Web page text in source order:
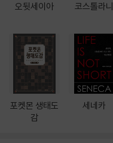
오뒷세이아
포켓몬 생태도
감
코스톨라니
세네카